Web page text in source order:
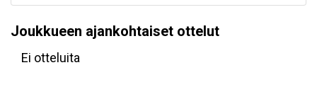
Joukkueen ajankohtaiset ottelut
Ei otteluita